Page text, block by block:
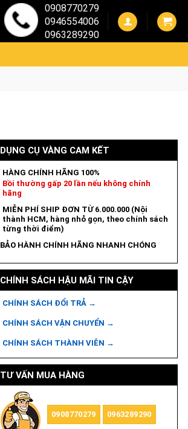
0908770279
0946554006
0963289290
DỤNG CỤ VÀNG CAM KẾT
HÀNG CHÍNH HÃNG 100%
Bồi thường gấp 20 lần nếu không chính
hãng
MIỄN PHÍ SHIP ĐƠN TỪ 6.000.000 (Nội
thành HCM, hàng nhỏ gọn, theo chính sách
từng thời điểm)
BẢO HÀNH CHÍNH HÃNG NHANH CHÓNG
CHÍNH SÁCH HẬU MÃI TIN CẬY
CHÍNH SÁCH ĐỔI TRẢ →
CHÍNH SÁCH VẬN CHUYỂN →
CHÍNH SÁCH THÀNH VIÊN →
TƯ VẤN MUA HÀNG
0908770279 0963289290